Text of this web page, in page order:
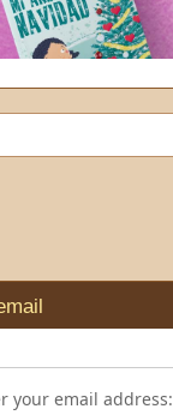
your email address: